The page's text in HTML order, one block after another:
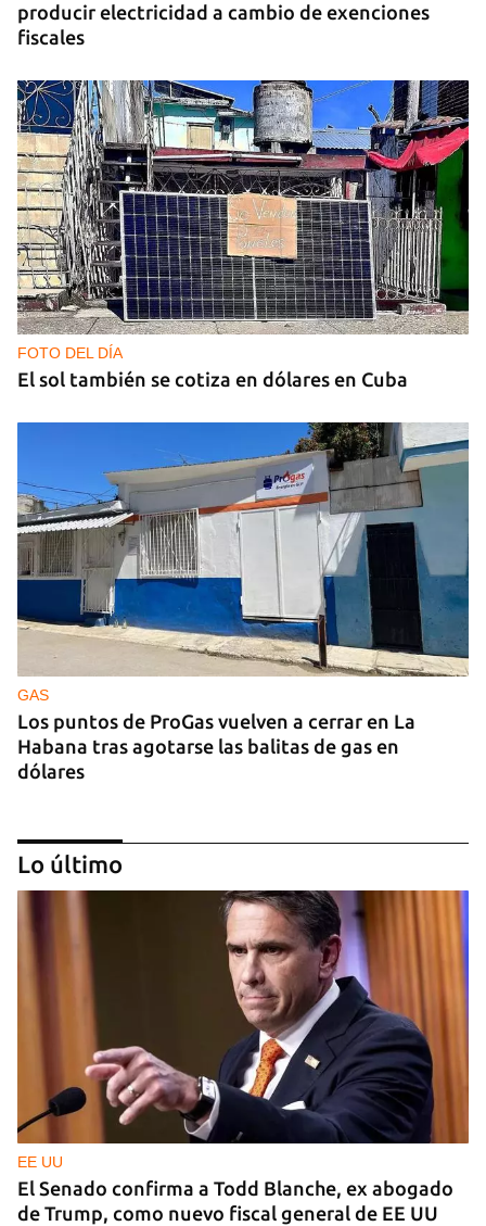
producir electricidad a cambio de exenciones
fiscales
FOTO DEL DÍA
El sol también se cotiza en dólares en Cuba
GAS
Los puntos de ProGas vuelven a cerrar en La
Habana tras agotarse las balitas de gas en
dólares
MATANZAS
"Estamos viviendo entre desconocidos": la
emigración vacía los barrios de Matanzas
Lo último
EE UU
El Senado confirma a Todd Blanche, ex abogado
de Trump, como nuevo fiscal general de EE UU